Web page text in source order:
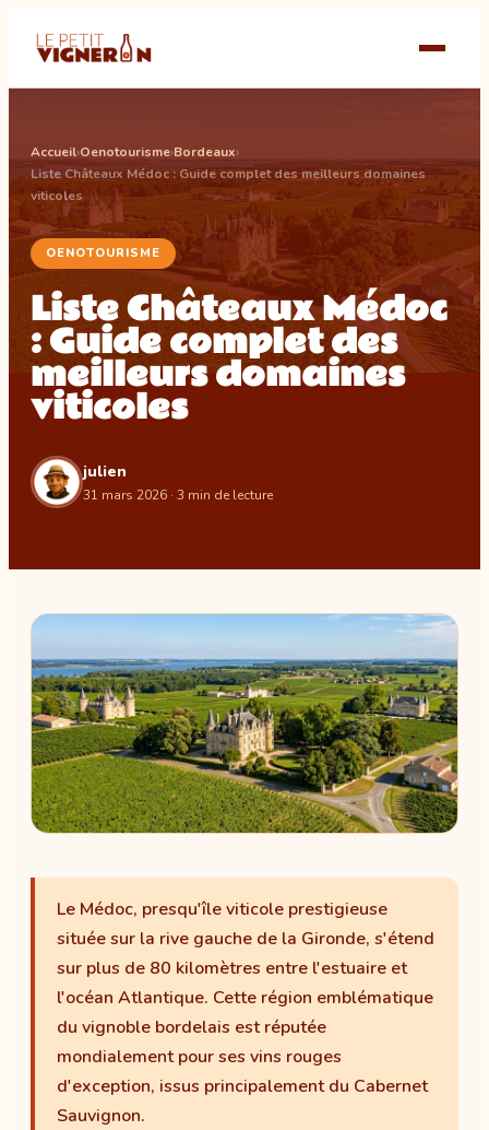
Accueil›Oenotourisme›Bordeaux›
Liste Châteaux Médoc : Guide complet des meilleurs domaines
viticoles
OENOTOURISME
Liste Châteaux Médoc
: Guide complet des
meilleurs domaines
viticoles
julien
31 mars 2026 · 3 min de lecture
Le Médoc, presqu'île viticole prestigieuse
située sur la rive gauche de la Gironde, s'étend
sur plus de 80 kilomètres entre l'estuaire et
l'océan Atlantique. Cette région emblématique
du vignoble bordelais est réputée
mondialement pour ses vins rouges
d'exception, issus principalement du Cabernet
Sauvignon.